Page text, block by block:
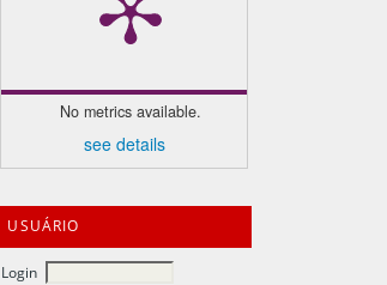
No metrics available.
see details
USUÁRIO
Login